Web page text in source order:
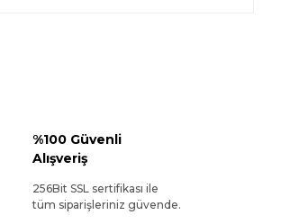
%100 Güvenli
Alışveriş
256Bit SSL sertifikası ile
tüm siparişleriniz güvende.